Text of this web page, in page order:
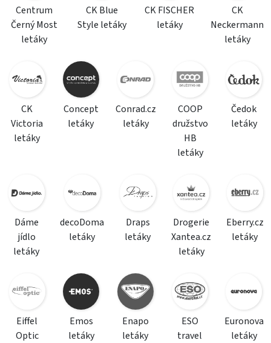
Centrum
Černý Most
letáky
CK Blue
Style letáky
CK FISCHER
letáky
CK
Neckermann
letáky
CK
Victoria
letáky
Concept
letáky
Conrad.cz
letáky
COOP
družstvo
HB
letáky
Čedok
letáky
Dáme
jídlo
letáky
decoDoma
letáky
Draps
letáky
Drogerie
Xantea.cz
letáky
Eberry.cz
letáky
Eiffel
Optic
Emos
letáky
Enapo
letáky
ESO
travel
Euronova
letáky